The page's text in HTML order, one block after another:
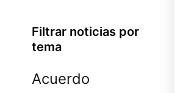
Filtrar noticias por
tema
Acuerdo